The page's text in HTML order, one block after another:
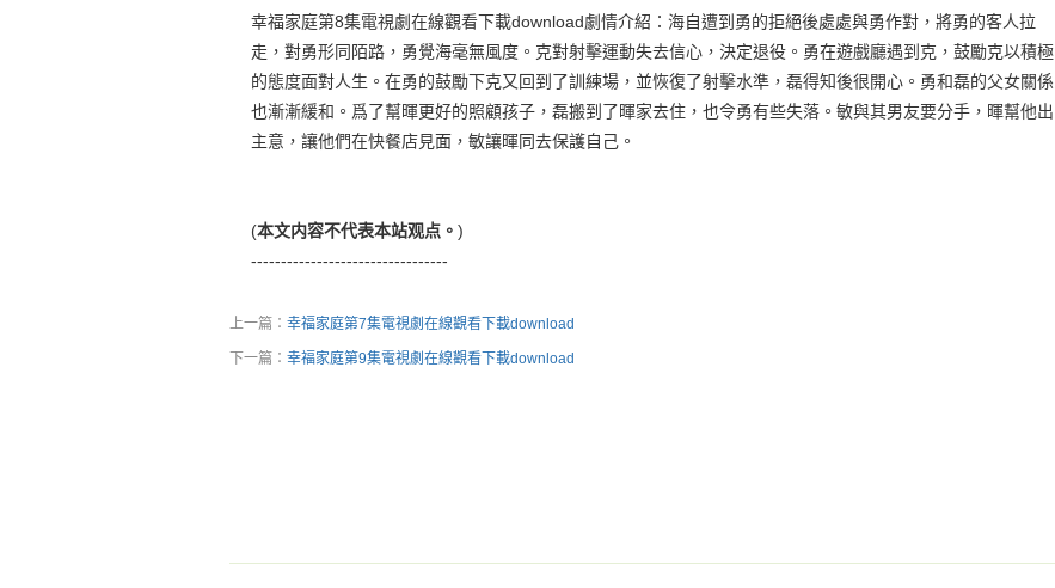
幸福家庭第8集電視劇在線觀看下載download劇情介紹：海自遭到勇的拒絕後處處與勇作對，將勇的客人拉
走，對勇形同陌路，勇覺海毫無風度。克對射擊運動失去信心，決定退役。勇在遊戲廳遇到克，鼓勵克以積極
的態度面對人生。在勇的鼓勵下克又回到了訓練場，並恢復了射擊水準，磊得知後很開心。勇和磊的父女關係
也漸漸緩和。爲了幫暉更好的照顧孩子，磊搬到了暉家去住，也令勇有些失落。敏與其男友要分手，暉幫他出
主意，讓他們在快餐店見面，敏讓暉同去保護自己。
(本文内容不代表本站观点。 )
---------------------------------
上一篇： 幸福家庭第7集電視劇在線觀看下載download
下一篇： 幸福家庭第9集電視劇在線觀看下載download